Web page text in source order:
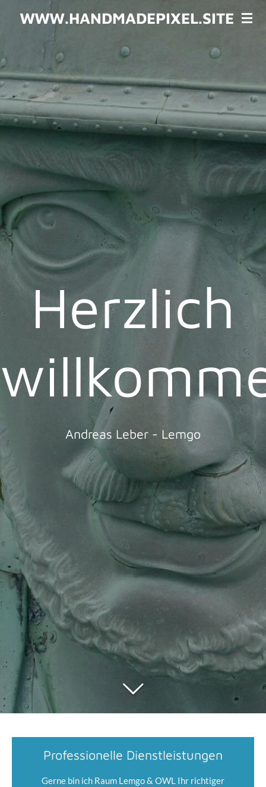
ZumWWW.HANDMADEPIXEL.SITE
Herzlich
Andreas Leber - Lemgo
Professionelle Dienstleistungen
Gerne bin ich Raum Lemgo & OWL Ihr richtiger